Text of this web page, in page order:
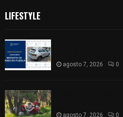
LIFESTYLE
agosto 7, 2026 0
agosto 7, 2026 0